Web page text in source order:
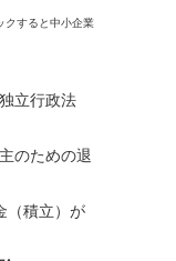
すると中小企業
立行政法
のための退
（積立）が